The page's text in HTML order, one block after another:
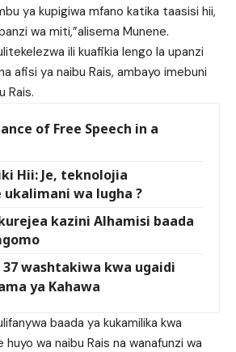
ya kupigiwa mfano katika taasisi hii,
wa miti,”alisema Munene.
ili kuafikia lengo la upanzi
afisi ya naibu Rais, ambayo imebuni
Rais.
of Free Speech in a
Hii: Je, teknolojia
wa lugha ?
kazini Alhamisi baada
37 washtakiwa kwa ugaidi
ya Kahawa
baada ya kukamilika kwa
wa naibu Rais na wanafunzi wa